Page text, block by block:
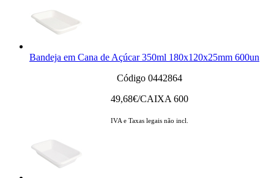
Bandeja em Cana de Açúcar 350ml 180x120x25mm 600un
Código 0442864
49,68€/CAIXA 600
IVA e Taxas legais não incl.